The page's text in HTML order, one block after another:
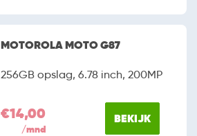
MOTOROLA MOTO G87
256GB opslag, 6.78 inch, 200MP
€14,00
/mnd
BEKIJK